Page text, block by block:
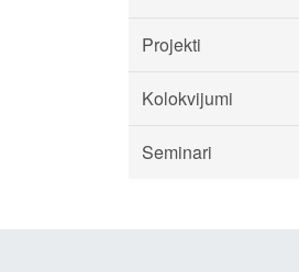
Projekti
Kolokvijumi
Seminari